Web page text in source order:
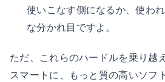
使いこなす側になるか、使わ
な分かれ目ですよ。
ただ、これらのハードルを乗り越
スマートに、もっと質の高いソフ